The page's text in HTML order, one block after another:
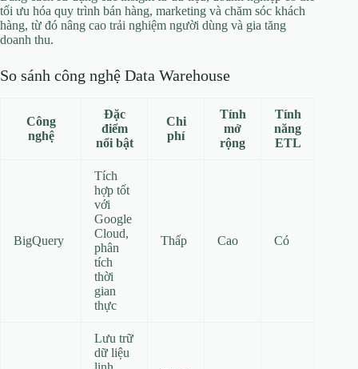
tối ưu hóa quy trình bán hàng, marketing và chăm sóc khách
hàng, từ đó nâng cao trải nghiệm người dùng và gia tăng
doanh thu.
So sánh công nghệ Data Warehouse
Công
nghệ
Đặc
điểm
nổi bật
Chi
phí
Tính
mở
rộng
Tính
năng
ETL
BigQuery
Tích
hợp tốt
với
Google
Cloud,
phân
tích
thời
gian
thực
Thấp Cao Có
Lưu trữ
dữ liệu